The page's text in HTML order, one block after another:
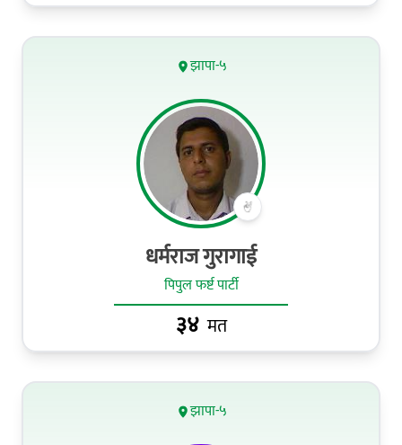
झापा-५
धर्मराज गुरागाई
पिपुल फर्ष्ट पार्टी
३४ मत
झापा-५